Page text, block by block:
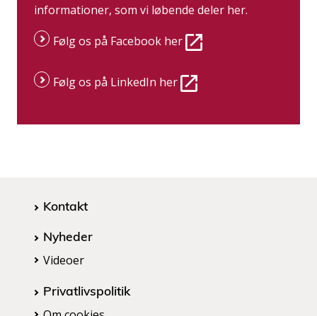
informationer, som vi løbende deler her.
Følg os på Facebook her
Følg os på LinkedIn her
Kontakt
Nyheder
Videoer
Privatlivspolitik